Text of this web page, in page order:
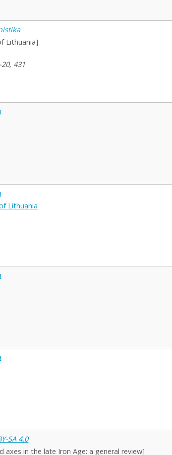
Lithuania]
431
Lithuania
SA 4.0
axes in the late Iron Age: a general review]